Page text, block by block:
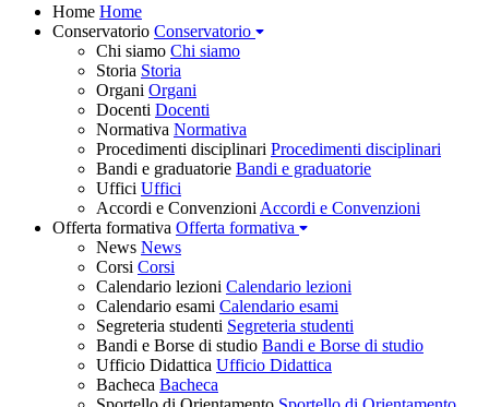
Home Home
Conservatorio Conservatorio
Chi siamo Chi siamo
Storia Storia
Organi Organi
Docenti Docenti
Normativa Normativa
Procedimenti disciplinari Procedimenti disciplinari
Bandi e graduatorie Bandi e graduatorie
Uffici Uffici
Accordi e Convenzioni Accordi e Convenzioni
Offerta formativa Offerta formativa
News News
Corsi Corsi
Calendario lezioni Calendario lezioni
Calendario esami Calendario esami
Segreteria studenti Segreteria studenti
Bandi e Borse di studio Bandi e Borse di studio
Ufficio Didattica Ufficio Didattica
Bacheca Bacheca